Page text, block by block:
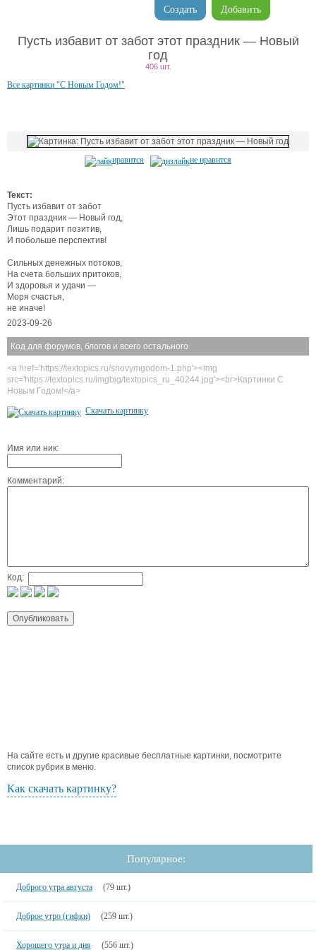
Добавить
Создать
Пусть избавит от забот этот праздник — Новый
год
406 шт.
Все картинки "С Новым Годом!"
нравится не нравится
Текст:
Пусть избавит от забот
Этот праздник — Новый год,
Лишь подарит позитив,
И побольше перспектив!
Сильных денежных потоков,
На счета больших притоков,
И здоровья и удачи —
Моря счастья,
не иначе!
2023-09-26
Код для форумов, блогов и всего остального
<a href='https://textopics.ru/snovymgodom-1.php'><img
src='https://textopics.ru/imgbig/textopics_ru_40244.jpg'><br>Картинки С
Новым Годом!</a>
Скачать картинку
Имя или ник:
Комментарий:
Код:
На сайте есть и другие красивые бесплатные картинки, посмотрите
список рубрик в меню.
Как скачать картинку?
Популярное:
Доброго утра августа (79 шт.)
Доброе утро (гифки) (259 шт.)
Хорошего утра и дня (556 шт.)